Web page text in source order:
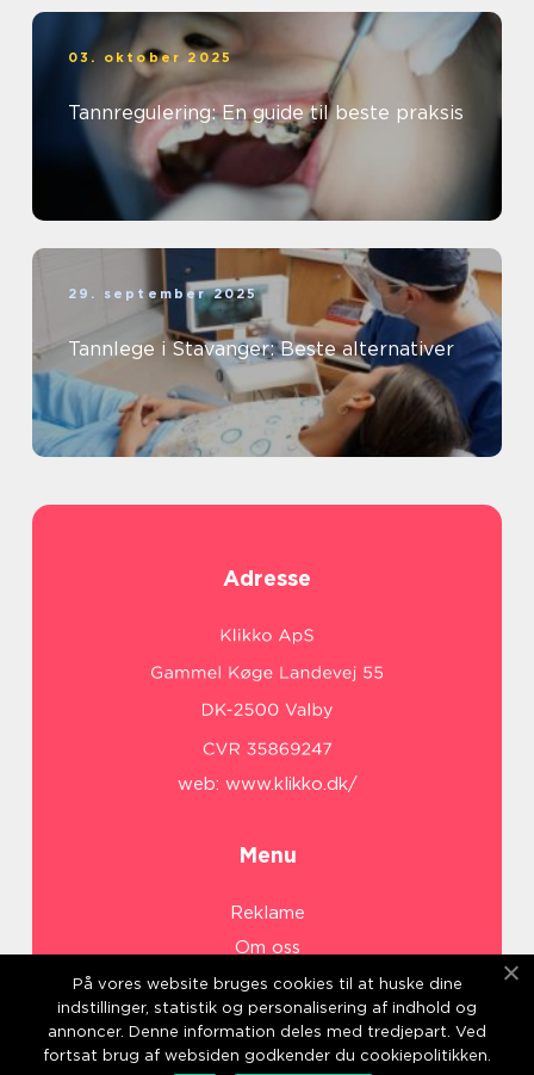
03. oktober 2025
Tannregulering: En guide til beste praksis
29. september 2025
Tannlege i Stavanger: Beste alternativer
Adresse
web: www.klikko.dk/
Menu
Reklame
Om oss
Cookies
Kontakt Oss
Sitemap
På vores website bruges cookies til at huske dine
indstillinger, statistik og personalisering af indhold og
annoncer. Denne information deles med tredjepart. Ved
fortsat brug af websiden godkender du cookiepolitikken.